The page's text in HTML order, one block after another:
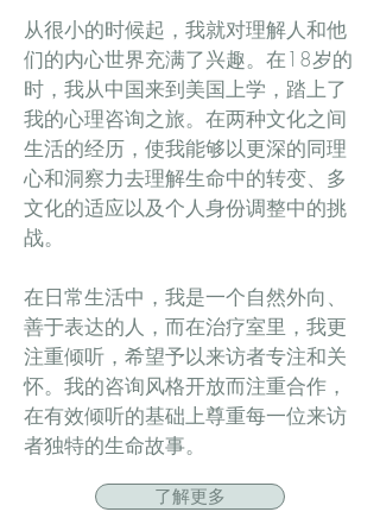
从很小的时候起，我就对理解人和他
们的内心世界充满了兴趣。在18岁的
时，我从中国来到美国上学，踏上了
我的心理咨询之旅。在两种文化之间
生活的经历，使我能够以更深的同理
心和洞察力去理解生命中的转变、多
文化的适应以及个人身份调整中的挑
战。
在日常生活中，我是一个自然外向、
善于表达的人，而在治疗室里，我更
注重倾听，希望予以来访者专注和关
怀。我的咨询风格开放而注重合作，
在有效倾听的基础上尊重每一位来访
者独特的生命故事。
了解更多